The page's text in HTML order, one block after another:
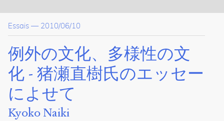
Naiki,
Kyoko.
例
外
の
文
性
Essais — 2010/06/10
例外の文化、多様性の文
化 - 猪瀬直樹氏のエッセー
によせて
Kyoko Naiki